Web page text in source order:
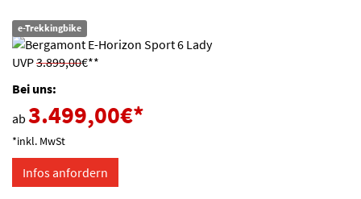
e-Trekkingbike
UVP3.899,00€**
Bei uns:
ab 3.499,00€*
*inkl. MwSt
Infos anfordern